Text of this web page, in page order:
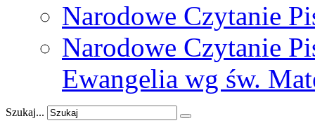
Narodowe Czytanie
Narodowe Czytanie
Ewangelia wg św.
Szukaj...